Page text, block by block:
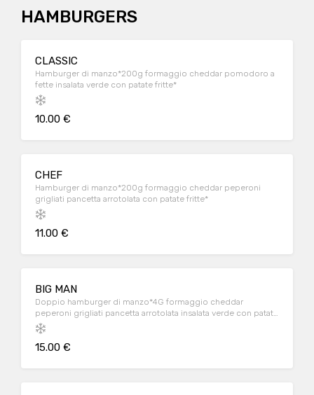
HAMBURGERS
CLASSIC
Hamburger di manzo*200g formaggio cheddar pomodoro a
fette insalata verde con patate fritte*
10.00 €
CHEF
Hamburger di manzo*200g formaggio cheddar peperoni
grigliati pancetta arrotolata con patate fritte*
11.00 €
BIG MAN
Doppio hamburger di manzo*4G formaggio cheddar
peperoni grigliati pancetta arrotolata insalata verde con patate
fritte*
15.00 €